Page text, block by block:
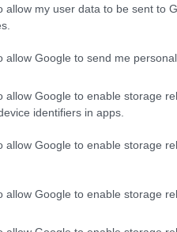
allow my user data to be sent to
allow Google to send me
allow Google to enable storage
identifiers in apps.
allow Google to enable storage
allow Google to enable storage
munkát, hanem
a későbbiekben a
szükség arra,